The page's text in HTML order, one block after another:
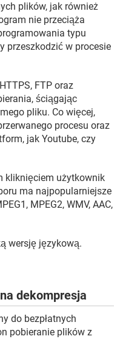
plików, jak również
nie przeciąża
typu
przeszkodzić w procesie
FTP oraz
ściągając
pliku. Co więcej,
procesu oraz
jak Youtube, czy
kliknięciem użytkownik
ma najpopularniejsze
MPEG2, WMV, AAC,
wersję językową.
dekompresja
do bezpłatnych
pobieranie plików z